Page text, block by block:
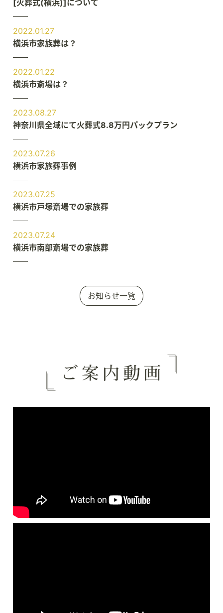
[火葬式(横浜)]について
2022.01.27
横浜市家族葬は？
2022.01.22
横浜市斎場は？
2023.08.27
神奈川県全域にて火葬式8.8万円パックプラン
2023.07.26
横浜市家族葬事例
2023.07.25
横浜市戸塚斎場での家族葬
2023.07.24
横浜市南部斎場での家族葬
お知らせ一覧